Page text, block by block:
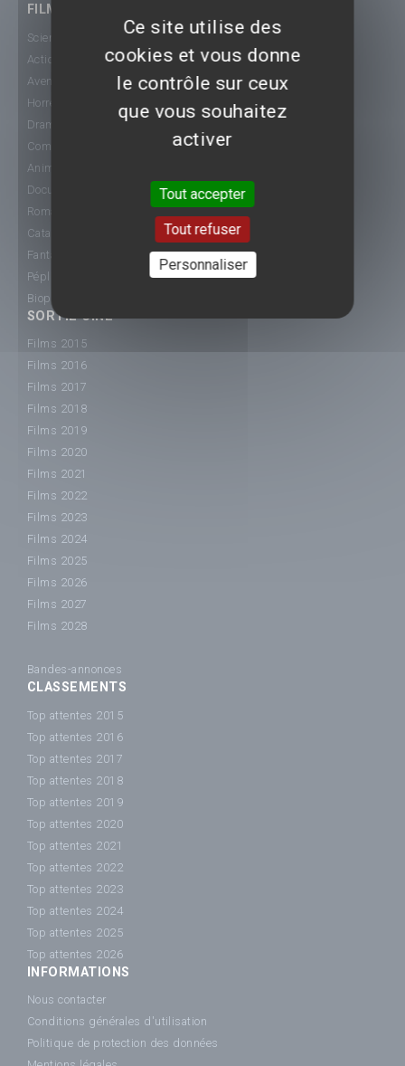
FILMS
Science-Fiction
Action
Aventure
Horreur
Drame
Comédie
Animation
Documentaire
Romance
Catastrophe
Fantastique
Péplum
Biopic
SORTIE CINÉ
Films 2015
Films 2016
Films 2017
Films 2018
Films 2019
Films 2020
Films 2021
Films 2022
Films 2023
Films 2024
Films 2025
Films 2026
Films 2027
Films 2028
Bandes-annonces
CLASSEMENTS
Top attentes 2015
Top attentes 2016
Top attentes 2017
Top attentes 2018
Top attentes 2019
Top attentes 2020
Top attentes 2021
Top attentes 2022
Top attentes 2023
Top attentes 2024
Top attentes 2025
Top attentes 2026
INFORMATIONS
Nous contacter
Conditions générales d'utilisation
Politique de protection des données
Ce site utilise des
cookies et vous donne
le contrôle sur ceux
que vous souhaitez
activer
Tout accepter
Tout refuser
Personnaliser